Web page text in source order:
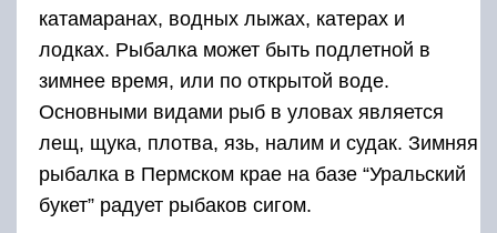
катамаранах, водных лыжах, катерах и
лодках. Рыбалка может быть подлетной в
зимнее время, или по открытой воде.
Основными видами рыб в уловах является
лещ, щука, плотва, язь, налим и судак. Зимняя
рыбалка в Пермском крае на базе “Уральский
букет” радует рыбаков сигом.